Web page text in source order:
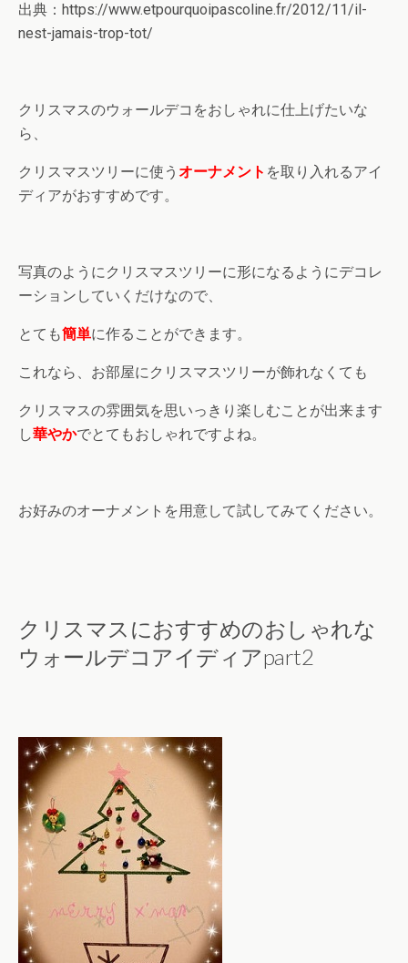
出典：https://www.etpourquoipascoline.fr/2012/11/il-
nest-jamais-trop-tot/
クリスマスのウォールデコをおしゃれに仕上げたいな
ら、
クリスマスツリーに使う オーナメント を取り入れるアイ
ディアがおすすめです。
写真のようにクリスマスツリーに形になるようにデコレ
ーションしていくだけなので、
とても簡単に作ることができます。
これなら、お部屋にクリスマスツリーが飾れなくても
クリスマスの雰囲気を思いっきり楽しむことが出来ます
し華やかでとてもおしゃれですよね。
お好みのオーナメントを用意して試してみてください。
クリスマスにおすすめのおしゃれな
ウォールデコアイディアpart2